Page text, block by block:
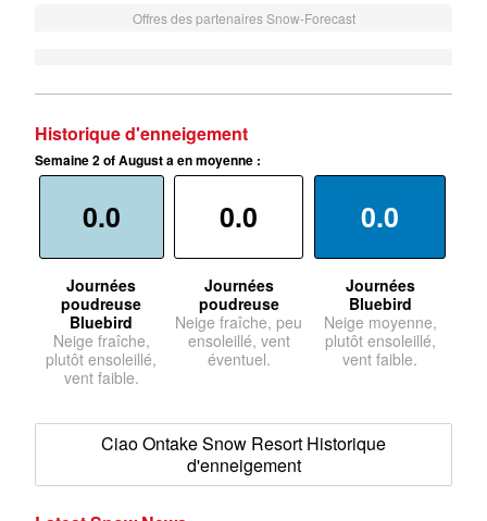
Offres des partenaires Snow-Forecast
Historique d'enneigement
Semaine 2 of August a en moyenne :
0.0
Journées
poudreuse
Bluebird
Neige fraîche,
plutôt ensoleillé,
vent faible.
0.0
Journées
poudreuse
Neige fraîche, peu
ensoleillé, vent
éventuel.
0.0
Journées
Bluebird
Neige moyenne,
plutôt ensoleillé,
vent faible.
Ciao Ontake Snow Resort Historique
d'enneigement